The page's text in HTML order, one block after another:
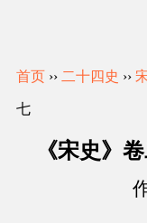
首页 ›› 二十四史 ››
七
《宋史》